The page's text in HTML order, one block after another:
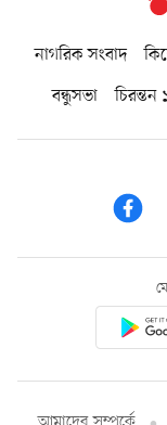
নাগরিক সংবাদ
বন্ধুসভা
চিরন্তন